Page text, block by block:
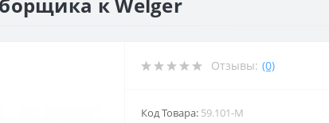
Отзывы: (0)
Код Товара: 59.101-М